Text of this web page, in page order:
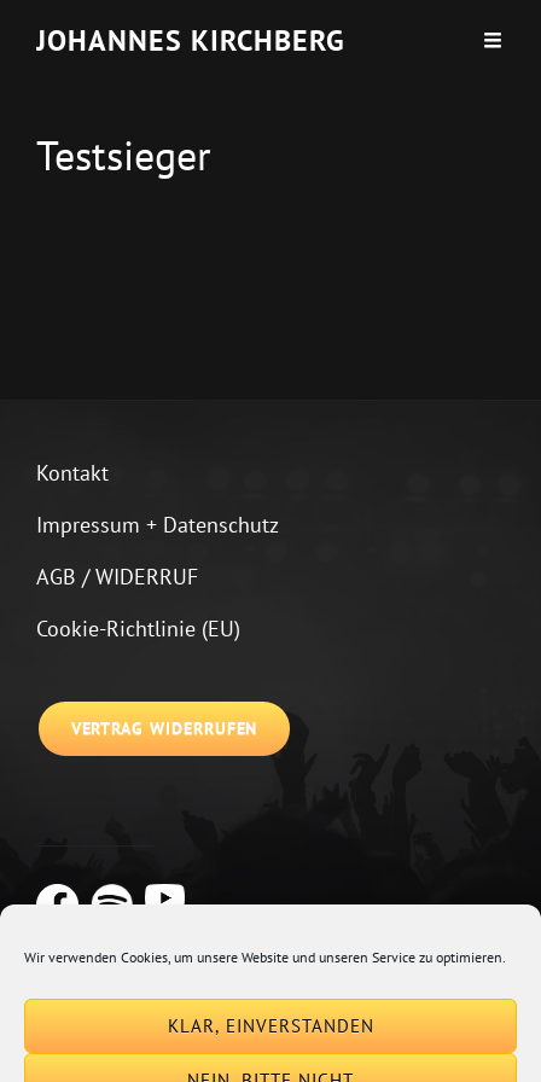
Wir verwenden Cookies, um unsere Website und unseren Service zu optimieren.
KLAR, EINVERSTANDEN
JOHANNES KIRCHBERG
Testsieger
Kontakt
Impressum + Datenschutz
AGB / WIDERRUF
Cookie-Richtlinie (EU)
VERTRAG WIDERRUFEN
Euphony By Catch Themes